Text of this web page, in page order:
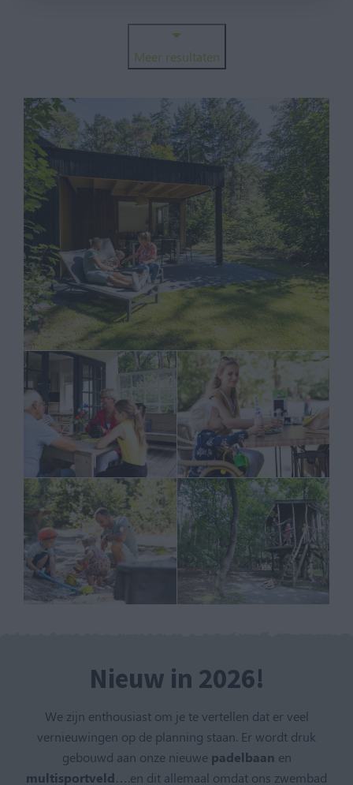
Meer resultaten
Nieuw in 2026!
We zijn enthousiast om je te vertellen dat er veel
vernieuwingen op de planning staan. Er wordt druk
gebouwd aan onze nieuwe padelbaan en
multisportveld….en dit allemaal omdat ons zwembad